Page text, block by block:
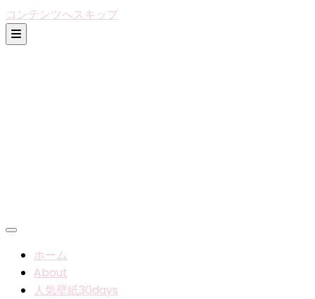
コンテンツへスキップ
ホーム
About
人気壁紙30days